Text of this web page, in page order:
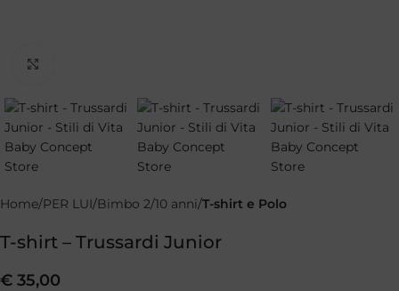
Home PER LUI Bimbo 2/10 anni T-shirt e Polo
T-shirt – Trussardi Junior
€ 35,00